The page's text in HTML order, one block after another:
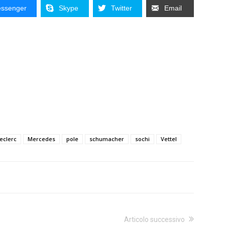
Skype Twitter Email
Mercedes pole schumacher sochi Vettel
Articolo successivo